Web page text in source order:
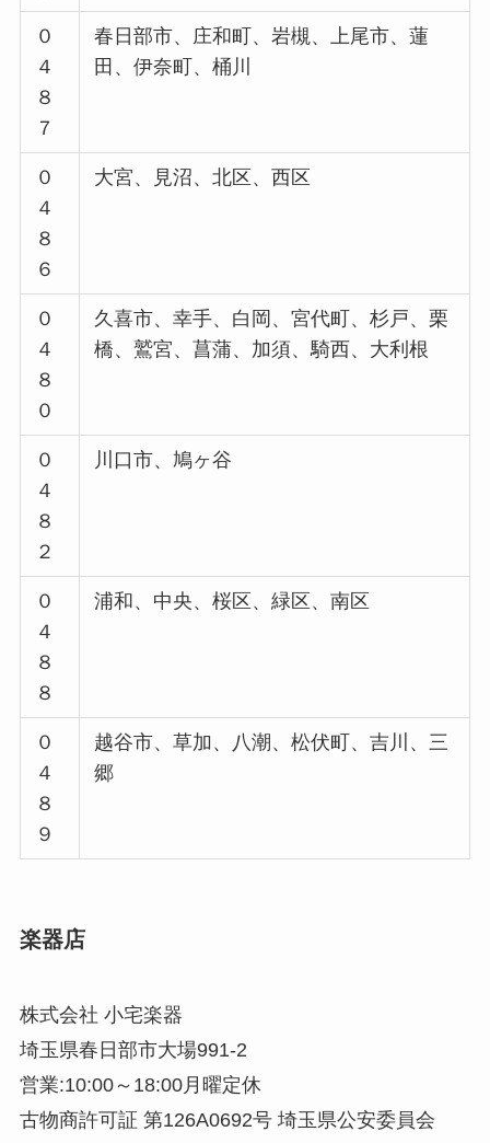
０
４
８
７
春日部市、庄和町、岩槻、上尾市、蓮
田、伊奈町、桶川
０
４
８
６
大宮、見沼、北区、西区
０
４
８
０
久喜市、幸手、白岡、宮代町、杉戸、栗
橋、鷲宮、菖蒲、加須、騎西、大利根
０
４
８
２
川口市、鳩ヶ谷
０
４
８
８
浦和、中央、桜区、緑区、南区
０
４
８
９
越谷市、草加、八潮、松伏町、吉川、三
郷
楽器店
株式会社 小宅楽器
埼玉県春日部市大場991-2
営業:10:00～18:00月曜定休
古物商許可証 第126A0692号 埼玉県公安委員会